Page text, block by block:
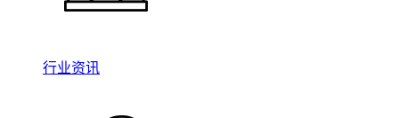
行业资讯